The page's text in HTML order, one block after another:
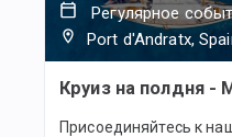
Регулярное
Port d'Andratx,
Круиз на полдня -
Присоединяйтесь к